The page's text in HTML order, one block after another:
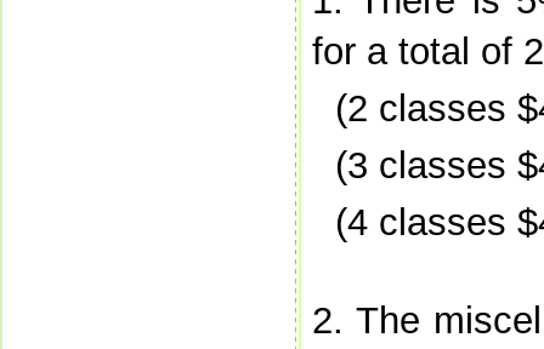
for a total of
(2 classes
(3 classes
(4 classes
2. The